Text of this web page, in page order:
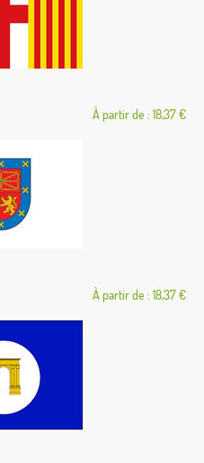
À partir de : 18,37 €
À partir de : 18,37 €